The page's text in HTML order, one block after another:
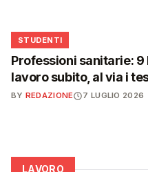
🎓
STUDENTI
Professioni sanitarie:
lavoro subito, al via i
BY REDAZIONE 7 LUGLIO 2026
LAVORO